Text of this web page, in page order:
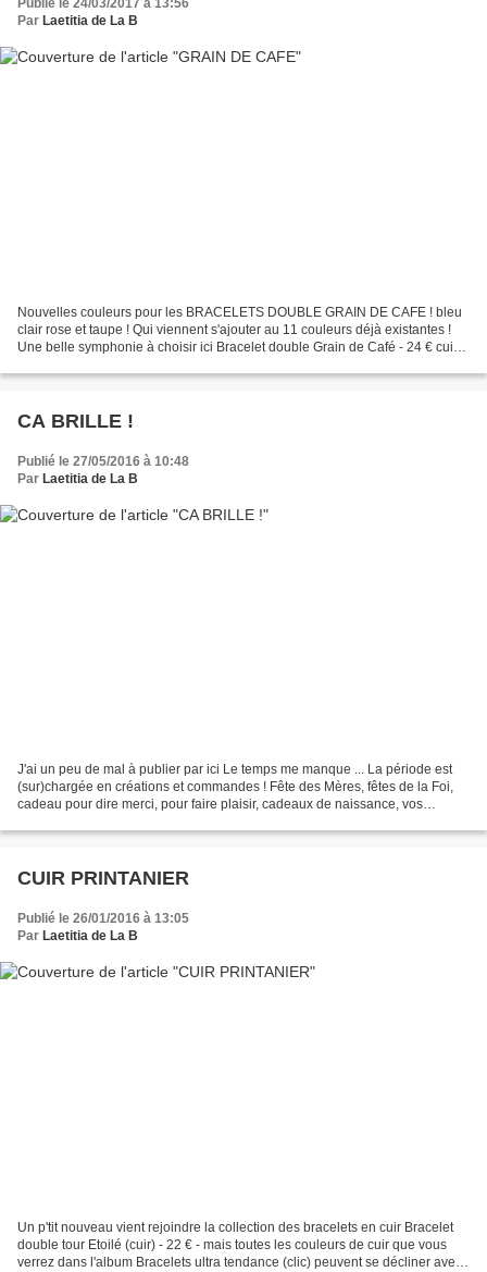
Publié le 24/03/2017 à 13:56
Par Laetitia de La B
Nouvelles couleurs pour les BRACELETS DOUBLE GRAIN DE CAFE ! bleu
clair rose et taupe ! Qui viennent s'ajouter au 11 couleurs déjà existantes !
Une belle symphonie à choisir ici Bracelet double Grain de Café - 24 € cuir
CA BRILLE !
Publié le 27/05/2016 à 10:48
Par Laetitia de La B
J'ai un peu de mal à publier par ici Le temps me manque ... La période est
(sur)chargée en créations et commandes ! Fête des Mères, fêtes de la Foi,
cadeau pour dire merci, pour faire plaisir, cadeaux de naissance, vos
CUIR PRINTANIER
Publié le 26/01/2016 à 13:05
Par Laetitia de La B
Un p'tit nouveau vient rejoindre la collection des bracelets en cuir Bracelet
double tour Etoilé (cuir) - 22 € - mais toutes les couleurs de cuir que vous
verrez dans l'album Bracelets ultra tendance (clic) peuvent se décliner avec